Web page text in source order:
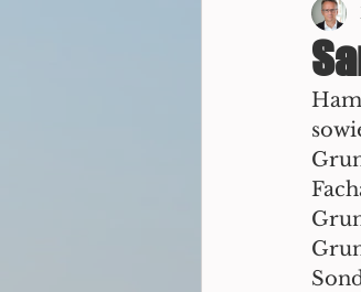
Miet- und
Allgemein
Baurecht